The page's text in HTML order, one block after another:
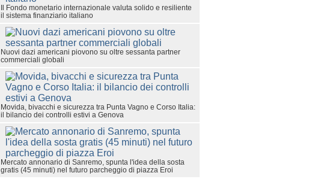
Il Fondo monetario internazionale valuta solido e resiliente
il sistema finanziario italiano
Nuovi dazi americani piovono su oltre sessanta partner
commerciali globali
Movida, bivacchi e sicurezza tra Punta Vagno e Corso Italia:
il bilancio dei controlli estivi a Genova
Mercato annonario di Sanremo, spunta l'idea della sosta
gratis (45 minuti) nel futuro parcheggio di piazza Eroi